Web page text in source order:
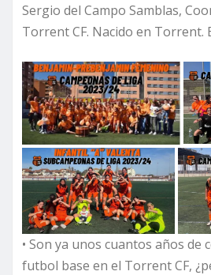
Sergio del Campo Samblas,
Torrent CF. Nacido en Torrent.
• Son ya unos cuantos años de
futbol base en el Torrent CF,